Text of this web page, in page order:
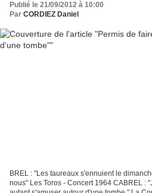
Publié le 21/09/2012 à 10:00
Par CORDIEZ Daniel
BREL : "Les taureaux s'ennuient le
nous" Les Toros - Concert 1964 CABREL :